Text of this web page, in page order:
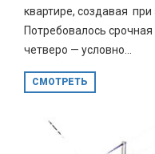
квартире, создавая
Потребовалось
четверо — условно...
СМОТРЕТЬ